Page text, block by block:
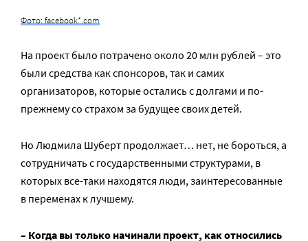
Фото: facebook*.com
На проект было потрачено около 20 млн рублей – это
были средства как спонсоров, так и самих
организаторов, которые остались с долгами и по-
прежнему со страхом за будущее своих детей.
Но Людмила Шуберт продолжает… нет, не бороться, а
сотрудничать с государственными структурами, в
которых все-таки находятся люди, заинтересованные
в переменах к лучшему.
– Когда вы только начинали проект, как относились